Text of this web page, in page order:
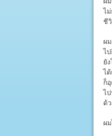
ไ
ชี
ผ
ไ
ยั
ไ
ก็
ไ
ด้
ผ